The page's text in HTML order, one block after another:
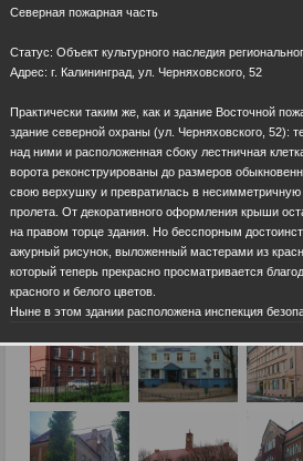
Северная пожарная часть
Статус: Объект культурного наследия
Адрес: г. Калининград, ул. Черняховского, 52
Практически таким же, как и здание Восточной
здание северной охраны (ул. Черняховского, 52):
над ними и расположенная сбоку лестничная
ворота реконструированы до размеров
свою верхушку и превратилась в несимметричную
пролета. От декоративного оформления крыши
на правом торце здания. Но бесспорным
ажурный рисунок, выложенный мастерами из
который теперь прекрасно просматривается
красного и белого цветов.
Ныне в этом здании расположена инспекция